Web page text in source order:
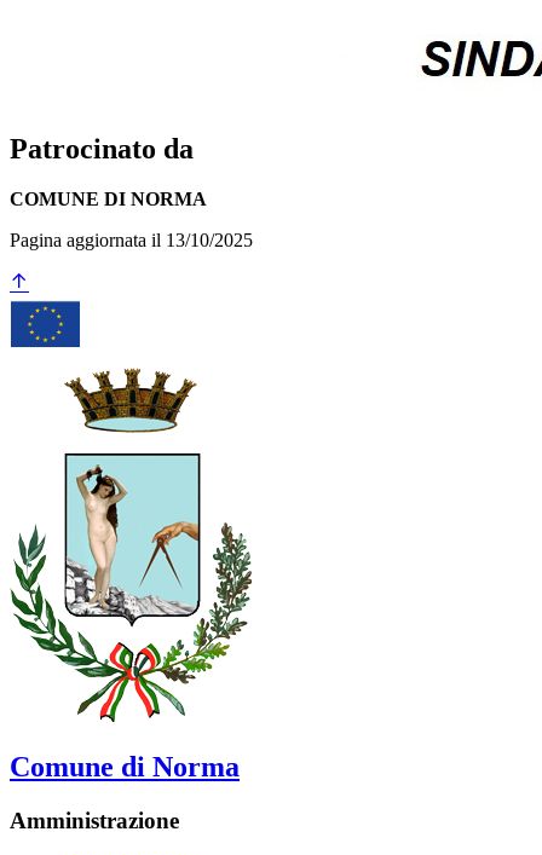
Patrocinato da
COMUNE DI NORMA
Pagina aggiornata il 13/10/2025
Comune di Norma
Amministrazione